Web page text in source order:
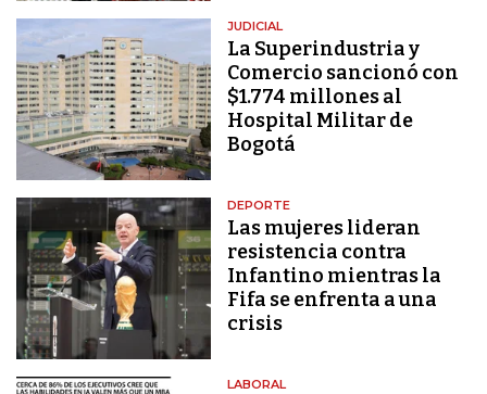
JUDICIAL
La Superindustria y
Comercio sancionó con
$1.774 millones al
Hospital Militar de
Bogotá
DEPORTE
Las mujeres lideran
resistencia contra
Infantino mientras la
Fifa se enfrenta a una
crisis
LABORAL